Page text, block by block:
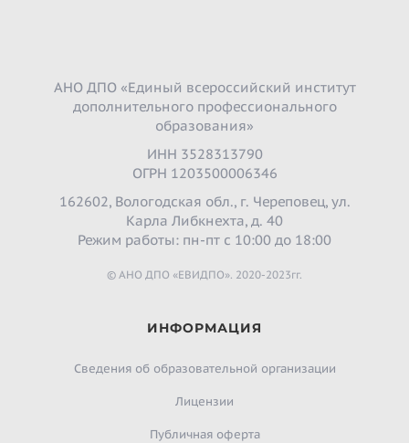
АНО ДПО «Единый всероссийский институт
дополнительного профессионального
образования»
ИНН 3528313790
ОГРН 1203500006346
162602, Вологодская обл., г. Череповец, ул.
Карла Либкнехта, д. 40
Режим работы: пн-пт с 10:00 до 18:00
© АНО ДПО «ЕВИДПО». 2020-2023гг.
ИНФОРМАЦИЯ
Сведения об образовательной организации
Лицензии
Публичная оферта